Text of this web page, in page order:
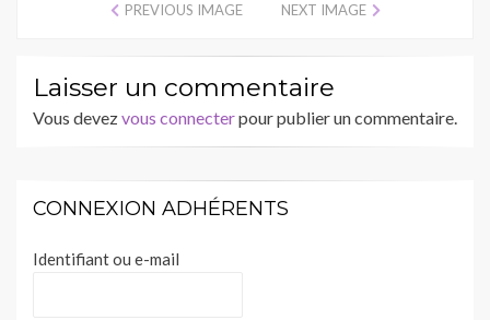
PREVIOUS IMAGE NEXT IMAGE
Laisser un commentaire
Vous devezvous connecterpour publier un commentaire.
CONNEXION ADHÉRENTS
Identifiant ou e-mail